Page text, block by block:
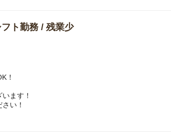
ト勤務 / 残業少
！
ます！
い！